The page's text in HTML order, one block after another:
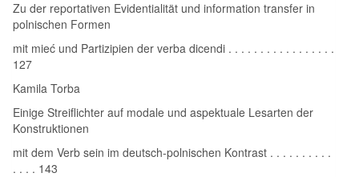
Zu der reportativen Evidentialität und information transfer in
polnischen Formen
mit mieć und Partizipien der verba dicendi . . . . . . . . . . . . . . . . .
127
Kamila Torba
Einige Streiflichter auf modale und aspektuale Lesarten der
Konstruktionen
mit dem Verb sein im deutsch‑polnischen Kontrast . . . . . . . . . .
. . . . 143